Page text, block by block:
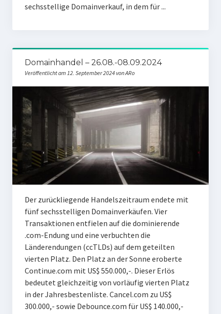
sechsstellige Domainverkauf, in dem für ...
Domainhandel – 26.08.-08.09.2024
Veröffentlicht am 12. September 2024 von ARo
Der zurückliegende Handelszeitraum endete mit
fünf sechsstelligen Domainverkäufen. Vier
Transaktionen entfielen auf die dominierende
.com-Endung und eine verbuchten die
Länderendungen (ccTLDs) auf dem geteilten
vierten Platz. Den Platz an der Sonne eroberte
Continue.com mit US$ 550.000,-. Dieser Erlös
bedeutet gleichzeitig von vorläufig vierten Platz
in der Jahresbestenliste. Cancel.com zu US$
300.000,- sowie Debounce.com für US$ 140.000,-